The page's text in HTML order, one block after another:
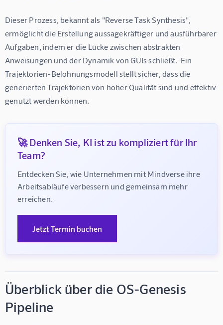
Dieser Prozess, bekannt als "Reverse Task Synthesis",
ermöglicht die Erstellung aussagekräftiger und ausführbarer
Aufgaben, indem er die Lücke zwischen abstrakten
Anweisungen und der Dynamik von GUIs schließt.  Ein
Trajektorien-Belohnungsmodell stellt sicher, dass die
generierten Trajektorien von hoher Qualität sind und effektiv
genutzt werden können.
🚀 Denken Sie, KI ist zu kompliziert für Ihr
Team?
Entdecken Sie, wie Unternehmen mit Mindverse ihre
Arbeitsabläufe verbessern und gemeinsam mehr
erreichen.
Jetzt Termin buchen
Überblick über die OS-Genesis
Pipeline